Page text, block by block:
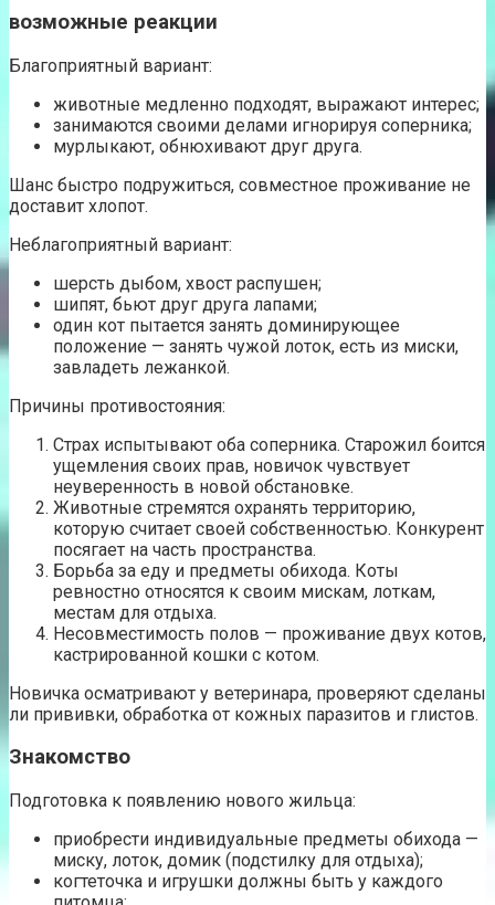
возможные реакции
Благоприятный вариант:
животные медленно подходят, выражают интерес;
занимаются своими делами игнорируя соперника;
мурлыкают, обнюхивают друг друга.
Шанс быстро подружиться, совместное проживание не
доставит хлопот.
Неблагоприятный вариант:
шерсть дыбом, хвост распушен;
шипят, бьют друг друга лапами;
один кот пытается занять доминирующее
положение — занять чужой лоток, есть из миски,
завладеть лежанкой.
Причины противостояния:
Страх испытывают оба соперника. Старожил боится
ущемления своих прав, новичок чувствует
неуверенность в новой обстановке.
Животные стремятся охранять территорию,
которую считает своей собственностью. Конкурент
посягает на часть пространства.
Борьба за еду и предметы обихода. Коты
ревностно относятся к своим мискам, лоткам,
местам для отдыха.
Несовместимость полов — проживание двух котов,
кастрированной кошки с котом.
Новичка осматривают у ветеринара, проверяют сделаны
ли прививки, обработка от кожных паразитов и глистов.
Знакомство
Подготовка к появлению нового жильца:
приобрести индивидуальные предметы обихода —
миску, лоток, домик (подстилку для отдыха);
когтеточка и игрушки должны быть у каждого